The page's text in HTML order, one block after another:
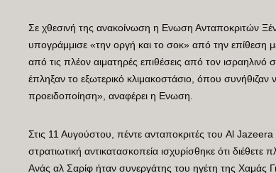
Σε χθεσινή της ανακοίνωση η Ενωση Ανταποκριτών
υπογράμμισε «την οργή και το σοκ» από την επίθεση
από τις πλέον αιματηρές επιθέσεις από τον
έπληξαν το εξωτερικό κλιμακοστάσιο, όπου συνήθιζαν
προειδοποίηση», αναφέρει η Ενωση.
Στις 11 Αυγούστου, πέντε ανταποκριτές του Al
στρατιωτική αντικατασκοπεία ισχυρίσθηκε ότι
Ανάς αλ Σαρίφ ήταν συνεργάτης του ηγέτη της Χαμάς